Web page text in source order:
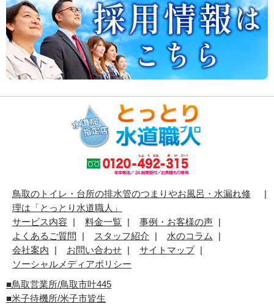
鳥取のトイレ・台所の排水管のつまりやお風呂・水漏れ修
理は「とっとり水道職人」
サービス内容
料金一覧
事例・お客様の声
よくあるご質問
スタッフ紹介
水のコラム
会社案内
お問い合わせ
サイトマップ
ソーシャルメディアポリシー
■鳥取営業所/鳥取市叶445
■米子待機所/米子市皆生